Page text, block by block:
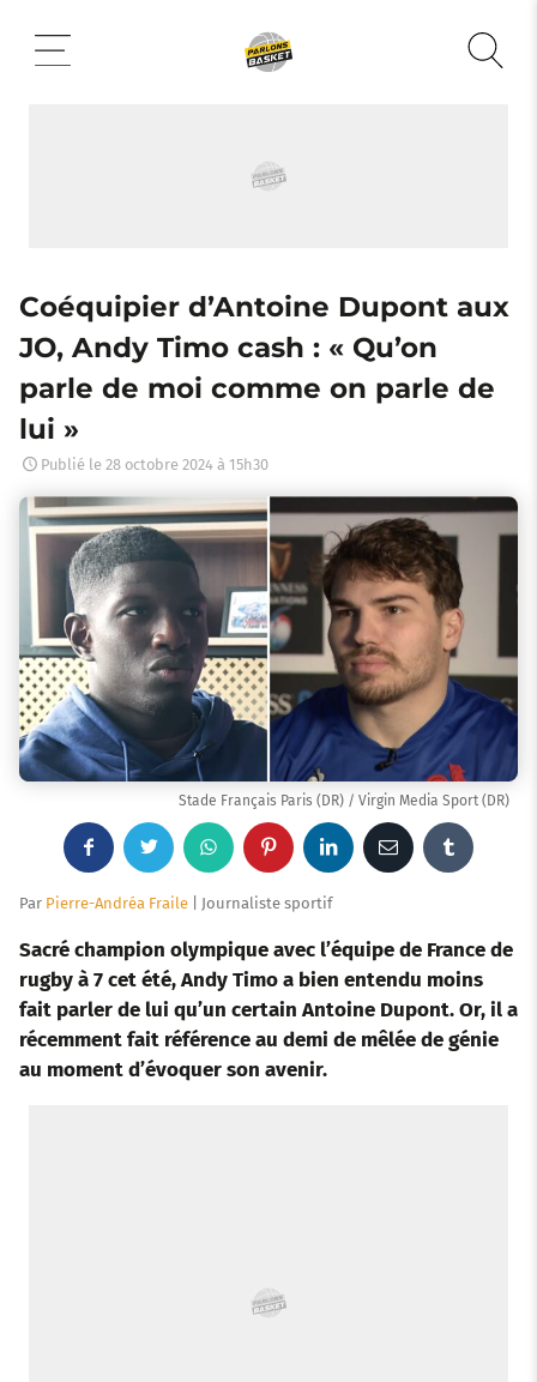
contenu
Coéquipier d’Antoine Dupont aux
JO, Andy Timo cash : « Qu’on
parle de moi comme on parle de
lui »
Publié le 28 octobre 2024 à 15h30
Stade Français Paris (DR) / Virgin Media Sport (DR)
a
c
b
w
i
t
t
W
h
a
t
s
P
i
n
t
e
n
k
e
E
a
l
m
l
Par Pierre-Andréa Fraile | Journaliste sportif
Sacré champion olympique avec l’équipe de France de
rugby à 7 cet été, Andy Timo a bien entendu moins
fait parler de lui qu’un certain Antoine Dupont. Or, il a
récemment fait référence au demi de mêlée de génie
au moment d’évoquer son avenir.